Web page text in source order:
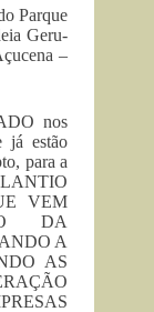
Parque
Geru-
–
nos
já estão
para a
VEM
DA
A
AS